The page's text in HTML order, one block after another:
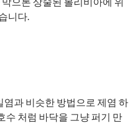
니다.
염과 비슷한 방법으로 제염 하
수 처럼 바닥을 그냥 퍼기 만